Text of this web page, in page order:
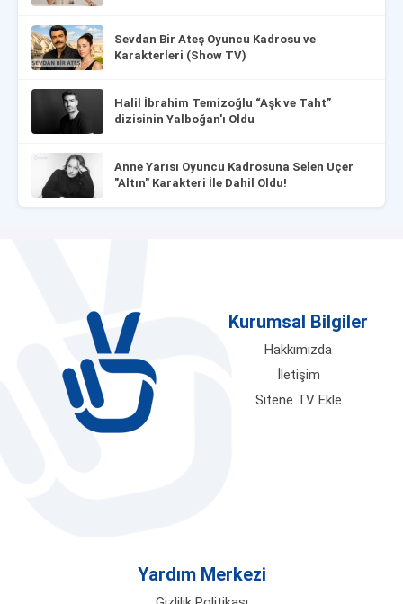
Sevdan Bir Ateş Oyuncu Kadrosu ve
Karakterleri (Show TV)
Halil İbrahim Temizoğlu “Aşk ve Taht”
dizisinin Yalboğan'ı Oldu
Anne Yarısı Oyuncu Kadrosuna Selen Uçer
"Altın" Karakteri İle Dahil Oldu!
Kurumsal Bilgiler
Hakkımızda
İletişim
Sitene TV Ekle
Yardım Merkezi